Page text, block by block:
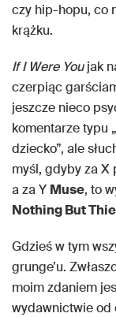
czy hip-hopu, co
krążku.
If I Were Youjak
czerpiąc
jeszcze nieco
komentarze typu
dziecko”, ale
myśl, gdyby za X
a za Y Muse, to
Nothing But
Gdzieś w tym
grunge’u.
moim zdaniem
wydawnictwie od